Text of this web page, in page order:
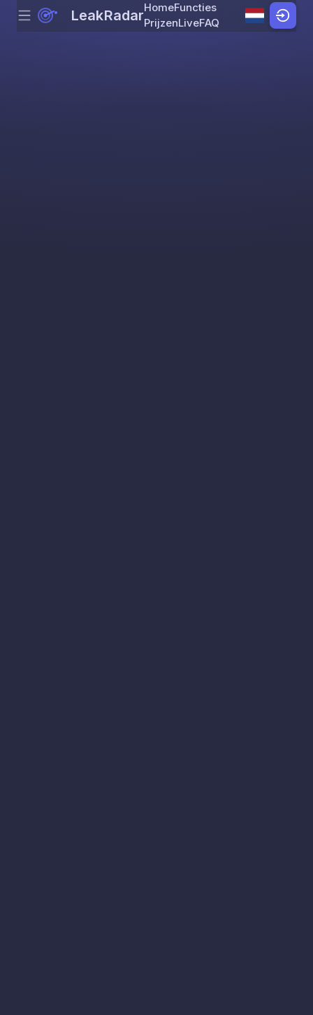
Skip to content
Menu LeakRadarHomeFuncties
PrijzenLiveFAQ